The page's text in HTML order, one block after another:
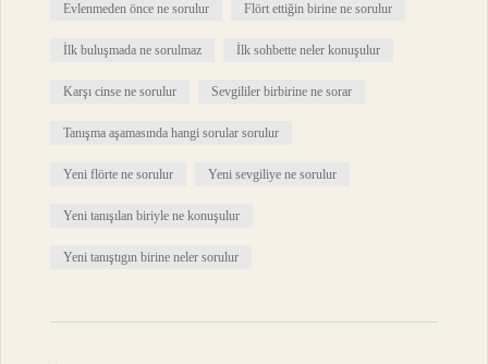
Evlenmeden önce ne sorulur Flört ettiğin birine ne sorulur
İlk buluşmada ne sorulmaz İlk sohbette neler konuşulur
Karşı cinse ne sorulur Sevgililer birbirine ne sorar
Tanışma aşamasında hangi sorular sorulur
Yeni flörte ne sorulur Yeni sevgiliye ne sorulur
Yeni tanışılan biriyle ne konuşulur
Yeni tanıştıgın birine neler sorulur